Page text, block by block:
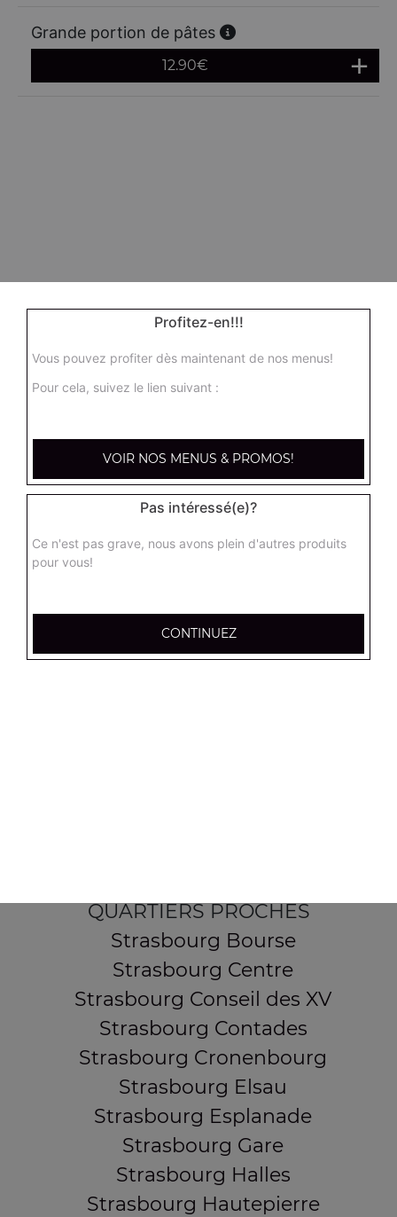
Grande portion de pâtes
12.90€
QUARTIERS PROCHES
Strasbourg Bourse
Strasbourg Centre
Strasbourg Conseil des XV
Strasbourg Contades
Strasbourg Cronenbourg
Strasbourg Elsau
Strasbourg Esplanade
Strasbourg Gare
Strasbourg Halles
Strasbourg Hautepierre
Profitez-en!!!
Vous pouvez profiter dès maintenant de nos menus!
Pour cela, suivez le lien suivant :
VOIR NOS MENUS & PROMOS!
Pas intéressé(e)?
Ce n'est pas grave, nous avons plein d'autres produits
pour vous!
CONTINUEZ